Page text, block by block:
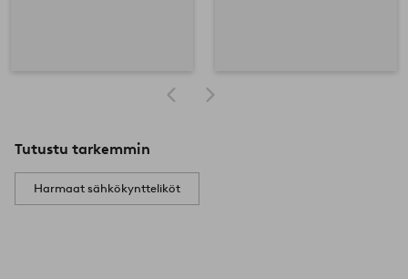
Tutustu tarkemmin
Harmaat sähkökyntteliköt